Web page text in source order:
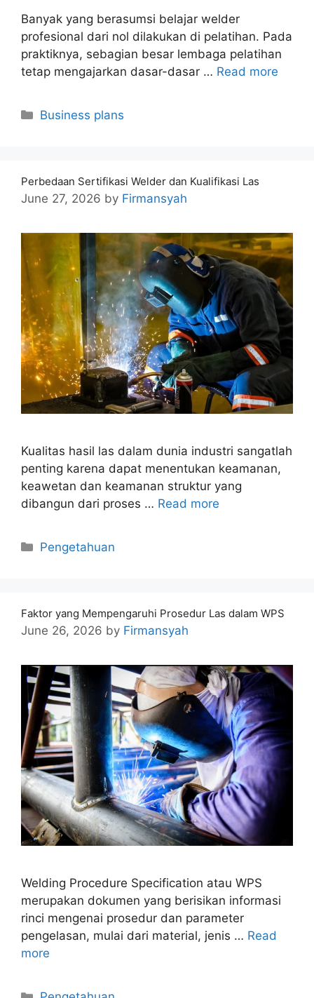
Banyak yang berasumsi belajar welder
profesional dari nol dilakukan di pelatihan. Pada
praktiknya, sebagian besar lembaga pelatihan
tetap mengajarkan dasar-dasar … Read more
Categories
Business plans
Perbedaan Sertifikasi Welder dan Kualifikasi Las
June 27, 2026 by Firmansyah
Kualitas hasil las dalam dunia industri sangatlah
penting karena dapat menentukan keamanan,
keawetan dan keamanan struktur yang
dibangun dari proses … Read more
Categories
Pengetahuan
Faktor yang Mempengaruhi Prosedur Las dalam WPS
June 26, 2026 by Firmansyah
Welding Procedure Specification atau WPS
merupakan dokumen yang berisikan informasi
rinci mengenai prosedur dan parameter
pengelasan, mulai dari material, jenis … Read
more
Categories